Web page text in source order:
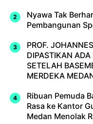
Nyawa Tak
Pembangunan
PROF.
DIPASTIKAN ADA
SETELAH
MERDEKA
Ribuan Pemuda
Rasa ke Kantor
Medan Menolak